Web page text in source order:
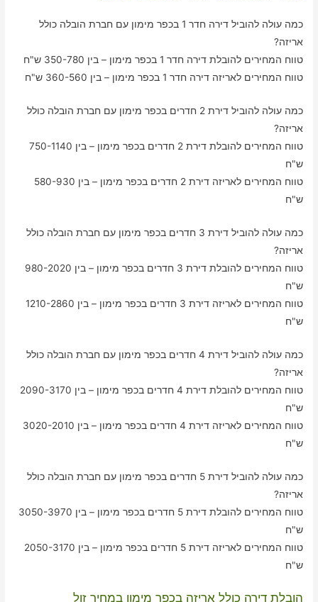
כמה עולה להוביל דירה חדר 1 בכפר מימון עם חברת הובלה כולל
אריזה?
טווח המחירים להובלת דירה חדר 1 בכפר מימון – בין 350-780 ש"ח
טווח המחירים לאריזה דירה חדר 1 בכפר מימון – בין 360-560 ש"ח
כמה עולה להוביל דירת 2 חדרים בכפר מימון עם חברת הובלה כולל
אריזה?
טווח המחירים להובלת דירת 2 חדרים בכפר מימון – בין 750-1140
ש"ח
טווח המחירים לאריזה דירת 2 חדרים בכפר מימון – בין 580-930
ש"ח
כמה עולה להוביל דירת 3 חדרים בכפר מימון עם חברת הובלה כולל
אריזה?
טווח המחירים להובלת דירת 3 חדרים בכפר מימון – בין 980-2020
ש"ח
טווח המחירים לאריזה דירת 3 חדרים בכפר מימון – בין 1210-2860
ש"ח
כמה עולה להוביל דירת 4 חדרים בכפר מימון עם חברת הובלה כולל
אריזה?
טווח המחירים להובלת דירת 4 חדרים בכפר מימון – בין 2090-3170
ש"ח
טווח המחירים לאריזה דירת 4 חדרים בכפר מימון – בין 3020-2010
ש"ח
כמה עולה להוביל דירת 5 חדרים בכפר מימון עם חברת הובלה כולל
אריזה?
טווח המחירים להובלת דירת 5 חדרים בכפר מימון – בין 3050-3970
ש"ח
טווח המחירים לאריזה דירת 5 חדרים בכפר מימון – בין 2050-3170
ש"ח
הובלת דירה כולל אריזה בכפר מימון במחיר זול